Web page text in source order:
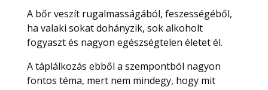
A bőr veszít rugalmasságából, feszességéből,
ha valaki sokat dohányzik, sok alkoholt
fogyaszt és nagyon egészségtelen életet él.
A táplálkozás ebből a szempontból nagyon
fontos téma, mert nem mindegy, hogy mit